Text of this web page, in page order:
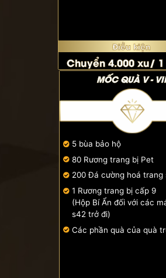
Điều kiện
Chuyển 4.000 xu/
MỐC QUÀ V -
5 bùa bảo hộ
80 Rương trang bị Pet
200 Đá cường hoá trang
1 Rương trang bị cấp 9
(Hộp Bí Ẩn đối với các
s42 trở đi)
Các phần quà của quà